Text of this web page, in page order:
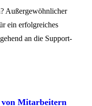
Außergewöhnlicher
ein erfolgreiches
an die Support-
von Mitarbeitern